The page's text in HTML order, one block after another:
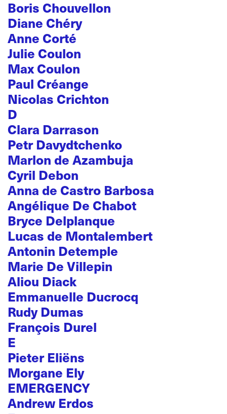
Boris Chouvellon
Diane Chéry
Anne Corté
Julie Coulon
Max Coulon
Paul Créange
Nicolas Crichton
D
Clara Darrason
Petr Davydtchenko
Marlon de Azambuja
Cyril Debon
Anna de Castro Barbosa
Angélique De Chabot
Bryce Delplanque
Lucas de Montalembert
Antonin Detemple
Marie De Villepin
Aliou Diack
Emmanuelle Ducrocq
Rudy Dumas
François Durel
E
Pieter Eliëns
Morgane Ely
EMERGENCY
Andrew Erdos